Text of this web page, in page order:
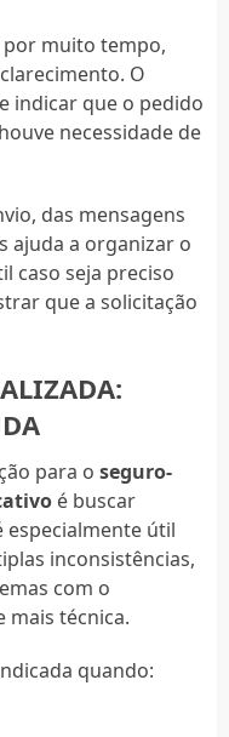
muito tempo,
O
indicar que o pedido
necessidade de
das mensagens
ajuda a organizar o
caso seja preciso
que a solicitação
para o seguro-
é buscar
especialmente útil
inconsistências,
com o
mais técnica.
quando: